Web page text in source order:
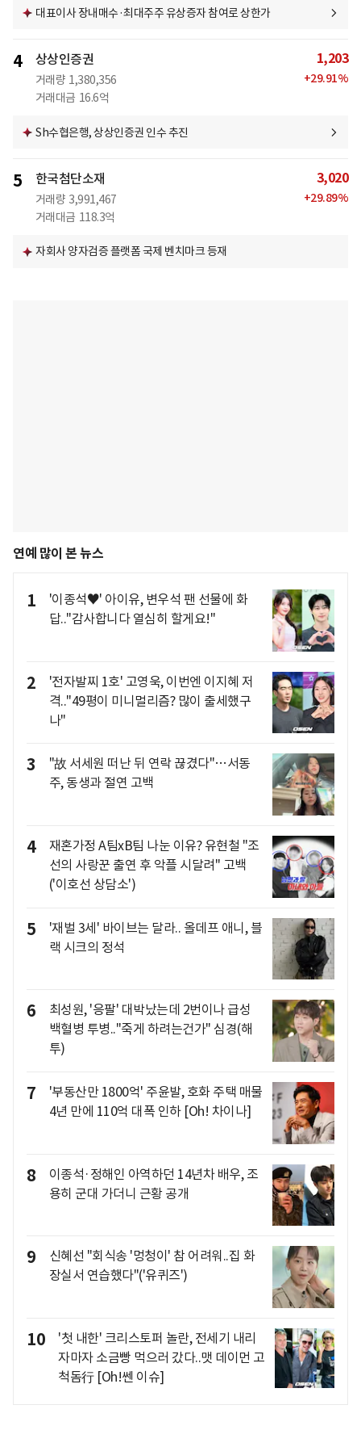
대표이사 장내매수·최대주주 유상증자 참여로 상한가
4 상상인증권
거래량 1,380,356
거래대금 16.6억
1,203
+29.91%
Sh수협은행, 상상인증권 인수 추진
5 한국첨단소재
거래량 3,991,467
거래대금 118.3억
3,020
+29.89%
자회사 양자검증 플랫폼 국제 벤치마크 등재
연예 많이 본 뉴스
1
'이종석♥' 아이유, 변우석 팬 선물에 화
답.."감사합니다 열심히 할게요!"
2
'전자발찌 1호' 고영욱, 이번엔 이지혜 저
격.."49평이 미니멀리즘? 많이 출세했구
나"
3
"故 서세원 떠난 뒤 연락 끊겼다"…서동
주, 동생과 절연 고백
4
재혼가정 A팀xB팀 나눈 이유? 유현철 "조
선의 사랑꾼 출연 후 악플 시달려" 고백
('이호선 상담소')
5
'재벌 3세' 바이브는 달라.. 올데프 애니, 블
랙 시크의 정석
6
최성원, '응팔' 대박났는데 2번이나 급성
백혈병 투병.."죽게 하려는건가" 심경(해
투)
7
'부동산만 1800억' 주윤발, 호화 주택 매물
4년 만에 110억 대폭 인하 [Oh! 차이나]
8
이종석·정해인 아역하던 14년차 배우, 조
용히 군대 가더니 근황 공개
9
신혜선 "회식송 '멍청이' 참 어려워..집 화
장실서 연습했다"('유퀴즈')
10
'첫 내한' 크리스토퍼 놀란, 전세기 내리
자마자 소금빵 먹으러 갔다..맷 데이먼 고
척돔行 [Oh!쎈 이슈]